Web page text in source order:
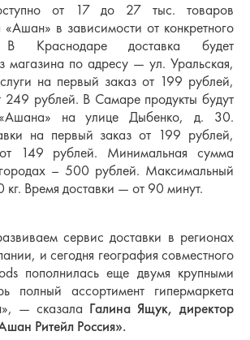
от 17 до 27 тыс. товаров
«Ашан» в зависимости от конкретного
В Краснодаре доставка будет
магазина по адресу — ул. Уральская,
на первый заказ от 199 рублей,
249 рублей. В Самаре продукты будут
«Ашана» на улице Дыбенко, д. 30.
на первый заказ от 199 рублей,
149 рублей. Минимальная сумма
– 500 рублей. Максимальный
Время доставки — от 90 минут.
сервис доставки в регионах
и сегодня география совместного
пополнилась еще двумя крупными
полный ассортимент гипермаркета
— сказала Галина Ящук, директор
Ритейл Россия».